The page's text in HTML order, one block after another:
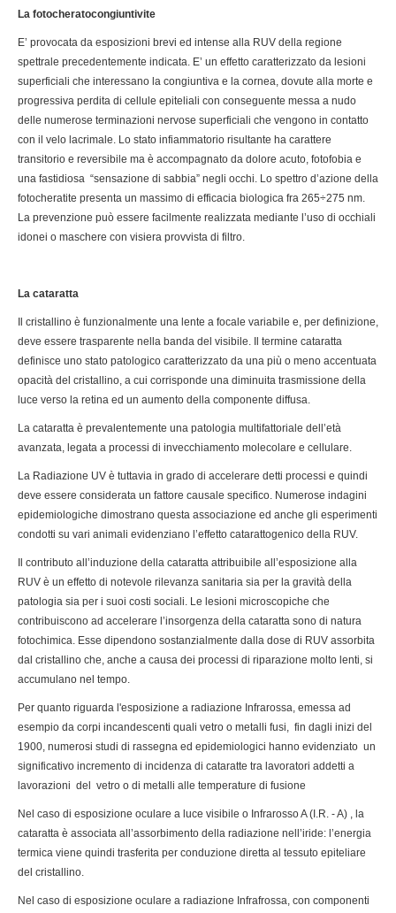
La fotocheratocongiuntivite
E’ provocata da esposizioni brevi ed intense alla RUV della regione
spettrale precedentemente indicata. E’ un effetto caratterizzato da lesioni
superficiali che interessano la congiuntiva e la cornea, dovute alla morte e
progressiva perdita di cellule epiteliali con conseguente messa a nudo
delle numerose terminazioni nervose superficiali che vengono in contatto
con il velo lacrimale. Lo stato infiammatorio risultante ha carattere
transitorio e reversibile ma è accompagnato da dolore acuto, fotofobia e
una fastidiosa “sensazione di sabbia” negli occhi. Lo spettro d’azione della
fotocheratite presenta un massimo di efficacia biologica fra 265÷275 nm.
La prevenzione può essere facilmente realizzata mediante l’uso di occhiali
idonei o maschere con visiera provvista di filtro.
La cataratta
Il cristallino è funzionalmente una lente a focale variabile e, per definizione,
deve essere trasparente nella banda del visibile. Il termine cataratta
definisce uno stato patologico caratterizzato da una più o meno accentuata
opacità del cristallino, a cui corrisponde una diminuita trasmissione della
luce verso la retina ed un aumento della componente diffusa.
La cataratta è prevalentemente una patologia multifattoriale dell’età
avanzata, legata a processi di invecchiamento molecolare e cellulare.
La Radiazione UV è tuttavia in grado di accelerare detti processi e quindi
deve essere considerata un fattore causale specifico. Numerose indagini
epidemiologiche dimostrano questa associazione ed anche gli esperimenti
condotti su vari animali evidenziano l’effetto catarattogenico della RUV.
Il contributo all’induzione della cataratta attribuibile all’esposizione alla
RUV è un effetto di notevole rilevanza sanitaria sia per la gravità della
patologia sia per i suoi costi sociali. Le lesioni microscopiche che
contribuiscono ad accelerare l’insorgenza della cataratta sono di natura
fotochimica. Esse dipendono sostanzialmente dalla dose di RUV assorbita
dal cristallino che, anche a causa dei processi di riparazione molto lenti, si
accumulano nel tempo.
Per quanto riguarda l'esposizione a radiazione Infrarossa, emessa ad
esempio da corpi incandescenti quali vetro o metalli fusi, fin dagli inizi del
1900, numerosi studi di rassegna ed epidemiologici hanno evidenziato un
significativo incremento di incidenza di cataratte tra lavoratori addetti a
lavorazioni del vetro o di metalli alle temperature di fusione
Nel caso di esposizione oculare a luce visibile o Infrarosso A (I.R. - A) , la
cataratta è associata all’assorbimento della radiazione nell’iride: l’energia
termica viene quindi trasferita per conduzione diretta al tessuto epiteliare
del cristallino.
Nel caso di esposizione oculare a radiazione Infrafrossa, con componenti